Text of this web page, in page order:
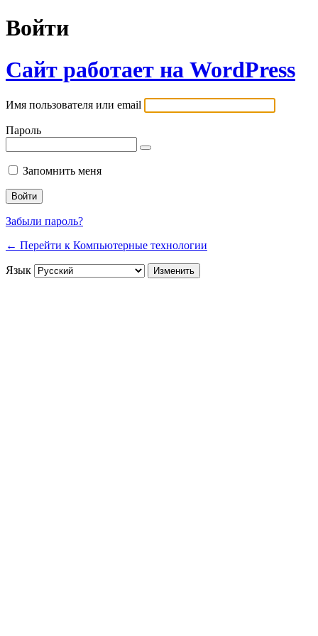
Войти
Сайт работает на WordPress
Имя пользователя или email
Пароль
Запомнить меня
Забыли пароль?
← Перейти к Компьютерные технологии
Язык